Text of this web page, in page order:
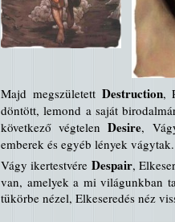
Majd megszületett Destruction,
döntött, lemond a saját
következő végtelenDesire,
emberek és egyéb lények vágytak.
Vágy ikertestvére Despair,
van, amelyek a mi világunkban
tükörbe nézel, Elkeseredés néz